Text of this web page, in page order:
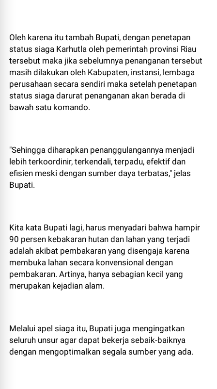
Oleh karena itu tambah Bupati, dengan penetapan
status siaga Karhutla oleh pemerintah provinsi Riau
tersebut maka jika sebelumnya penanganan tersebut
masih dilakukan oleh Kabupaten, instansi, lembaga
perusahaan secara sendiri maka setelah penetapan
status siaga darurat penanganan akan berada di
bawah satu komando.
"Sehingga diharapkan penanggulangannya menjadi
lebih terkoordinir, terkendali, terpadu, efektif dan
efisien meski dengan sumber daya terbatas," jelas
Bupati.
Kita kata Bupati lagi, harus menyadari bahwa hampir
90 persen kebakaran hutan dan lahan yang terjadi
adalah akibat pembakaran yang disengaja karena
membuka lahan secara konvensional dengan
pembakaran. Artinya, hanya sebagian kecil yang
merupakan kejadian alam.
Melalui apel siaga itu, Bupati juga mengingatkan
seluruh unsur agar dapat bekerja sebaik-baiknya
dengan mengoptimalkan segala sumber yang ada.